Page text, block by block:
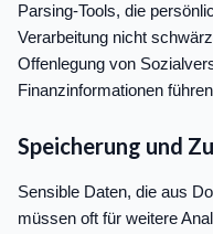
Parsing-Tools, die
Verarbeitung nicht
Offenlegung von
Finanzinformationen
Speicherung und
Sensible Daten, die aus
müssen oft für weitere